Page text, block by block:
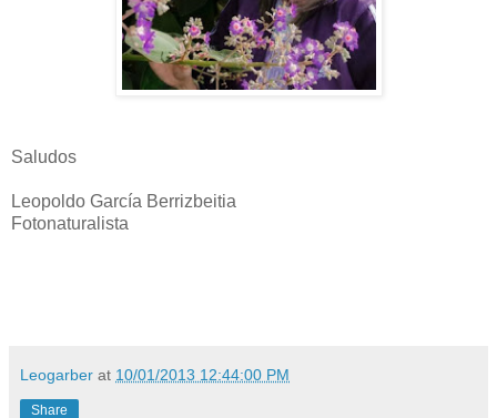
Saludos
Leopoldo García Berrizbeitia
Fotonaturalista
Leogarber at 10/01/2013 12:44:00 PM
Share